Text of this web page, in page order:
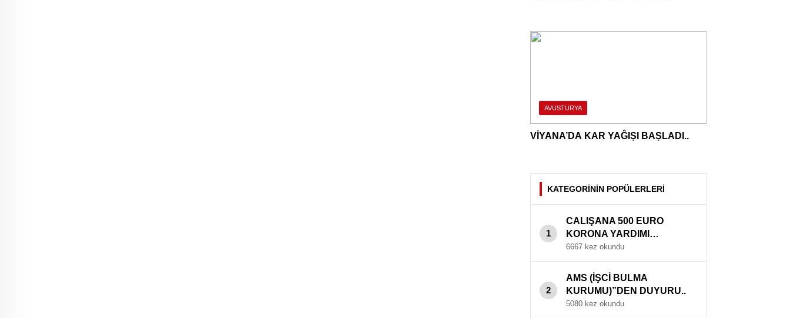
AVUSTURYA
VİYANA’DA KAR YAĜIṢI BAṢLADI..
KATEGORİNİN POPÜLERLERİ
1
CALIŞANA 500 EURO
KORONA YARDIMI…
6667 kez okundu
2
AMS (İŞCİ BULMA
KURUMU)”DEN DUYURU..
5080 kez okundu